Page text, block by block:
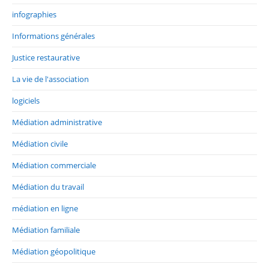
infographies
Informations générales
Justice restaurative
La vie de l'association
logiciels
Médiation administrative
Médiation civile
Médiation commerciale
Médiation du travail
médiation en ligne
Médiation familiale
Médiation géopolitique